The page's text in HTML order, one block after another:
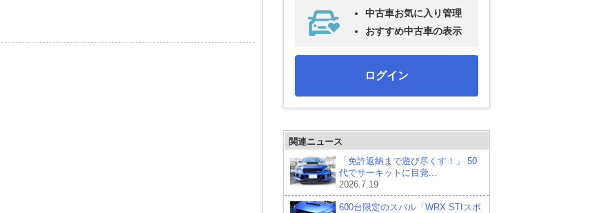
中古車お気に入り管理
おすすめ中古車の表示
ログイン
関連ニュース
「免許返納まで遊び尽くす！」 50
代でサーキットに目覚...
2026.7.19
600台限定のスバル「WRX STIスポ